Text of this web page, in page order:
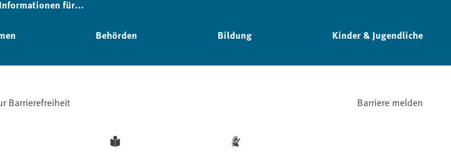
Informationen für...
Behörden Bildung Kinder & Jugendliche
Barrierefreiheit Barriere melden